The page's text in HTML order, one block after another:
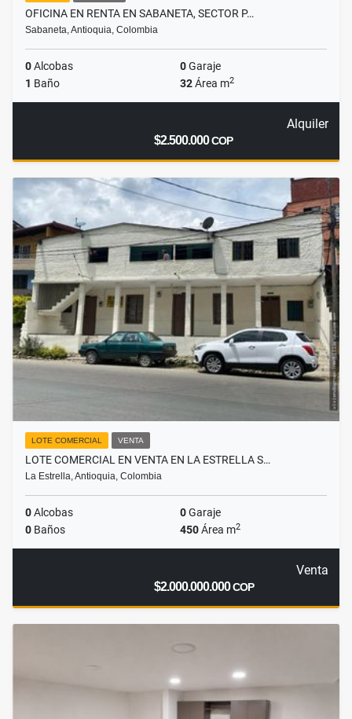
OFICINA EN RENTA EN SABANETA, SECTOR P…
Sabaneta, Antioquia, Colombia
0Alcobas 0Garaje
1 Baño 32Área m2
Alquiler
$2.500.000COP
LOTE COMERCIAL VENTA
LOTE COMERCIAL EN VENTA EN LA ESTRELLA S…
La Estrella, Antioquia, Colombia
0Alcobas 0Garaje
0 Baños 450Área m2
Venta
$2.000.000.000COP